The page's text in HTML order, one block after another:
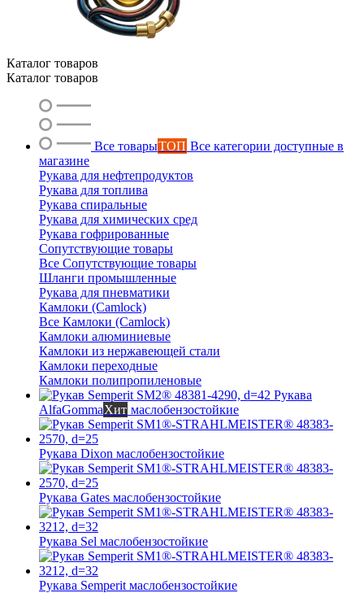
Каталог товаров
Каталог товаров
Все товарыТОП Все категории доступные в
магазине
Рукава для нефтепродуктов
Рукава для топлива
Рукава спиральные
Рукава для химических сред
Рукава гофрированные
Сопутствующие товары
Все Сопутствующие товары
Шланги промышленные
Рукава для пневматики
Камлоки (Camlock)
Все Камлоки (Camlock)
Камлоки алюминиевые
Камлоки из нержавеющей стали
Камлоки переходные
Камлоки полипропиленовые
Рукава
AlfaGommaХит маслобензостойкие
Рукава Dixon маслобензостойкие
Рукава Gates маслобензостойкие
Рукава Sel маслобензостойкие
Рукава Semperit маслобензостойкие